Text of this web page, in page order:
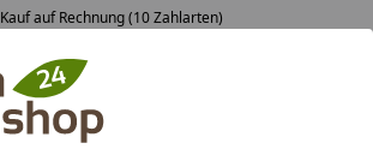
Kauf auf Rechnung (10 Zahlarten)